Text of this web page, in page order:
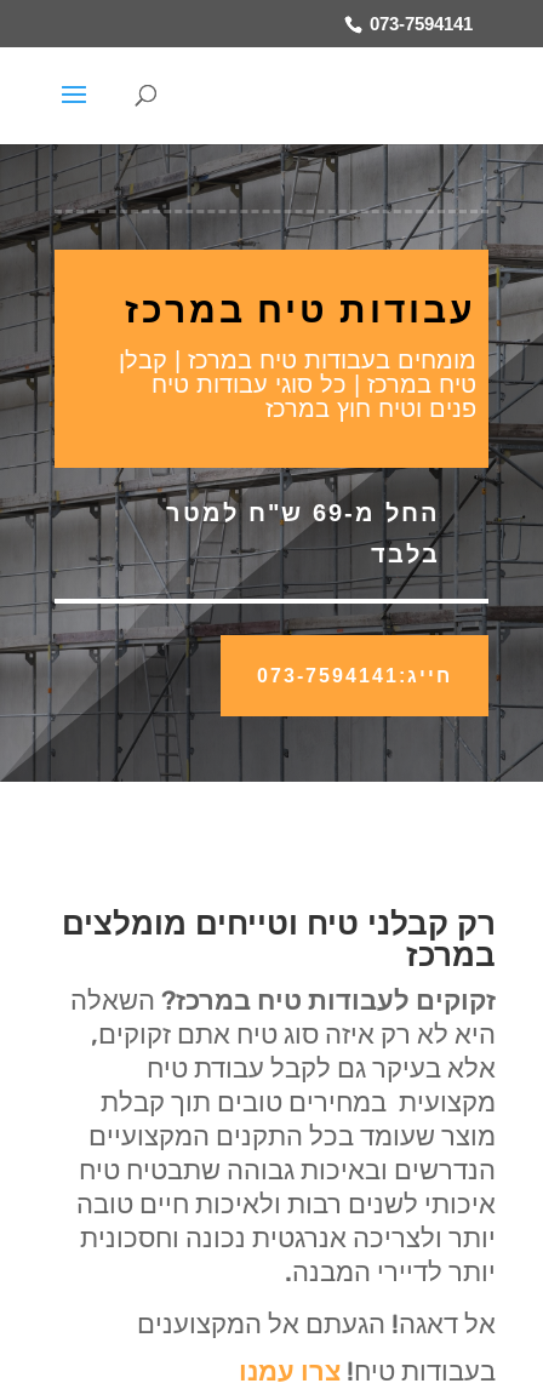
073-7594141
עבודות טיח במרכז
מומחים בעבודות טיח במרכז | קבלן
טיח במרכז | כל סוגי עבודות טיח
פנים וטיח חוץ במרכז
החל מ-69 ש"ח למטר
בלבד
חייג:073-7594141
רק קבלני טיח וטייחים מומלצים
במרכז
זקוקים לעבודות טיח במרכז? השאלה
היא לא רק איזה סוג טיח אתם זקוקים,
אלא בעיקר גם לקבל עבודת טיח
מקצועית במחירים טובים תוך קבלת
מוצר שעומד בכל התקנים המקצועיים
הנדרשים ובאיכות גבוהה שתבטיח טיח
איכותי לשנים רבות ולאיכות חיים טובה
יותר ולצריכה אנרגטית נכונה וחסכונית
יותר לדיירי המבנה.
אל דאגה! הגעתם אל המקצוענים
בעבודות טיח! צרו עמנו